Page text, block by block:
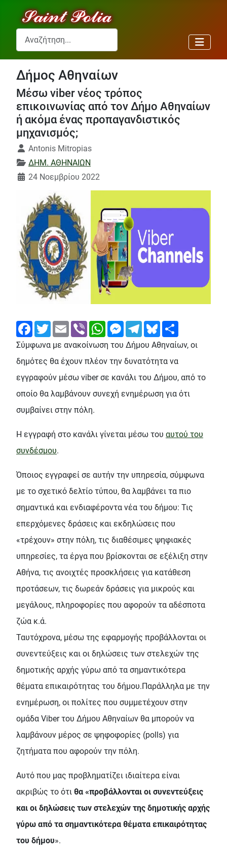
Αναζήτηση...
Δήμος Αθηναίων
Μέσω viber νέος τρόπος
επικοινωνίας από τον Δήμο Αθηναίων
ή ακόμα ένας προπαγανδιστικός
μηχανισμός;
Λεπτομέρειες
Antonis Mitropias
ΔΗΜ. ΑΘΗΝΑΙΩΝ
24 Νοεμβρίου 2022
FacebookTwitterEmail Viber WhatsAppMessengerTelegramBluesky
Σύμφωνα με ανακοίνωση του Δήμου Αθηναίων, οι
δημότες θα έχουν πλέον την δυνατότητα να
εγγραφούν μέσω viber σε κανάλι του Δήμου, από το
οποίο θα λαμβάνουν συνεχή ενημέρωση για ότι
συμβαίνει στην πόλη.
Η εγγραφή στο κανάλι γίνεται μέσω του αυτού του
συνδέσμου.
Όποιος εγγραφεί σε αυτήν την υπηρεσία, σύμφωνα
με το σχετικό δελτίο τύπου, θα λαμβάνει τα πιο
σημαντικά και ενδιαφέροντα νέα του δήμου: Τις
επερχόμενες δράσεις και εκδηλώσεις που
«τρέχουν» στην πόλη, τις διαθέσιμες ψηφιακές
υπηρεσίες, τα έργα που βρίσκονται σε εξέλιξη στην
Αθήνα, τις ανοιχτές προσκλήσεις για κατάθεση
προτάσεων, τις δωρεάν δράσεις για μικρούς και
μεγάλους, πληροφορίες που αφορούν τα αδέσποτα
ζώα κ.ά.
Ταυτόχρονα, μέσω της εφαρμογής προβάλλονται οι
συνεντεύξεις και οι δηλώσεις των στελεχών της
δημοτικής αρχής γύρω από τα σημαντικότερα
θέματα επικαιρότητας του δήμου.Παράλληλα με την
ενημέρωση, οι πολίτες που συμμετέχουν στην
ομάδα Viber του Δήμου Αθηναίων θα μπορούν να
λαμβάνουν μέρος σε ψηφοφορίες (polls) για
ζητήματα που αφορούν την πόλη.
Αυτό που μας προβληματίζει ιδιαίτερα είναι
ακριβώς το ότι θα «προβάλλονται οι συνεντεύξεις
και οι δηλώσεις των στελεχών της δημοτικής αρχής
γύρω από τα σημαντικότερα θέματα επικαιρότητας
του δήμου».